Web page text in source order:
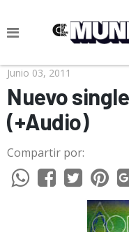
NOTICIAS
CULTURA POP
CIENCIA Y TECNOLOGÍA
VIDA
SOCIEDAD
CULTURIZANDO.COM
Junio 03, 2011
Nuevo
(+Audio)
Compartir por: